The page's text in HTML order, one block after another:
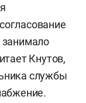
занимало
Кнутов,
службы